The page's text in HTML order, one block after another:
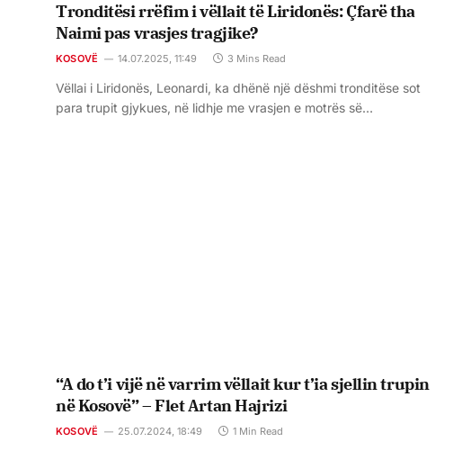
Tronditësi rrëfim i vëllait të Liridonës: Çfarë tha
Naimi pas vrasjes tragjike?
KOSOVË 14.07.2025, 11:49 3 Mins Read
Vëllai i Liridonës, Leonardi, ka dhënë një dëshmi tronditëse sot
para trupit gjykues, në lidhje me vrasjen e motrës së…
“A do t’i vijë në varrim vëllait kur t’ia sjellin trupin
në Kosovë” – Flet Artan Hajrizi
KOSOVË 25.07.2024, 18:49 1 Min Read